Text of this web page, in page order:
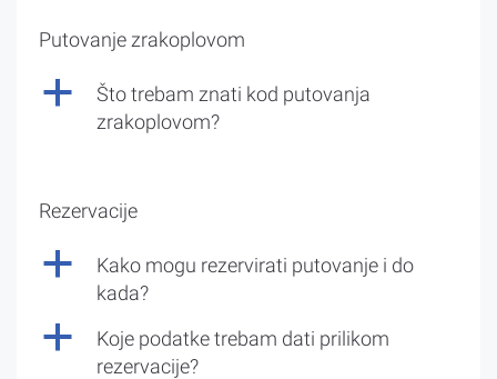
Putovanje zrakoplovom
a
Što trebam znati kod putovanja
zrakoplovom?
Rezervacije
a
Kako mogu rezervirati putovanje i do
kada?
a
Koje podatke trebam dati prilikom
rezervacije?